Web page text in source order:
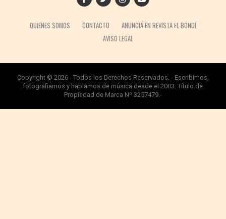
QUIENES SOMOS CONTACTO
ANUNCIÁ EN REVISTA EL BONDI
AVISO LEGAL
Copyright © 2026 - Todos los Derechos Reservados. - Escribimos,
fotografiamos y hablamos de música desde el 2003. Título de
Propiedad de Marca Nº 3257479.-